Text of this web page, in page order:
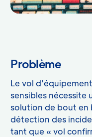
Problème
Le vol
sensibles nécessite
solution de bout en
détection des
tant que « vol